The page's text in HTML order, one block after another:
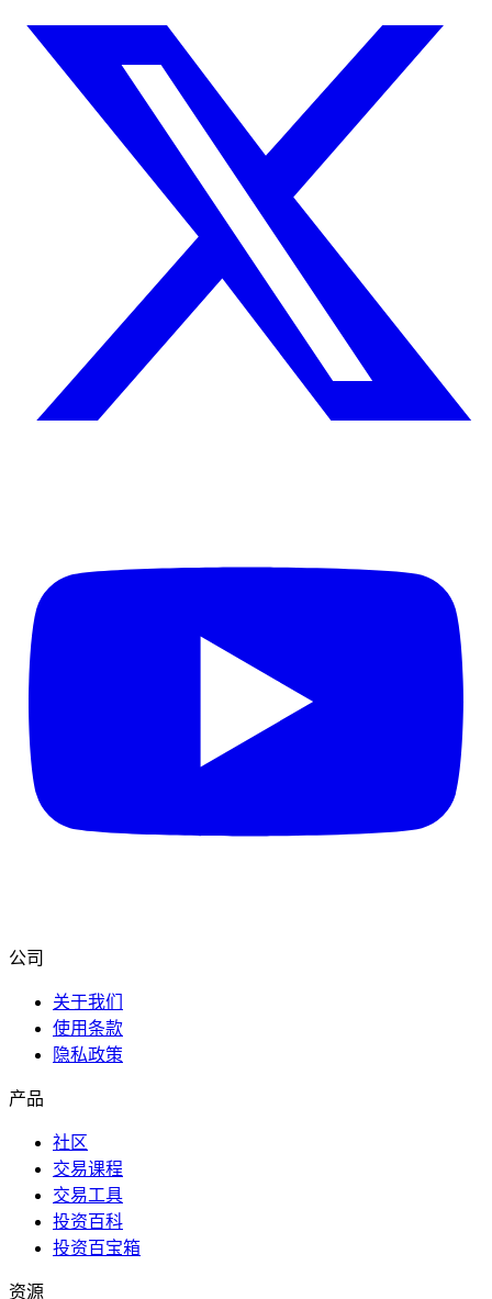
公司
关于我们
使用条款
隐私政策
产品
社区
交易课程
交易工具
投资百科
投资百宝箱
资源